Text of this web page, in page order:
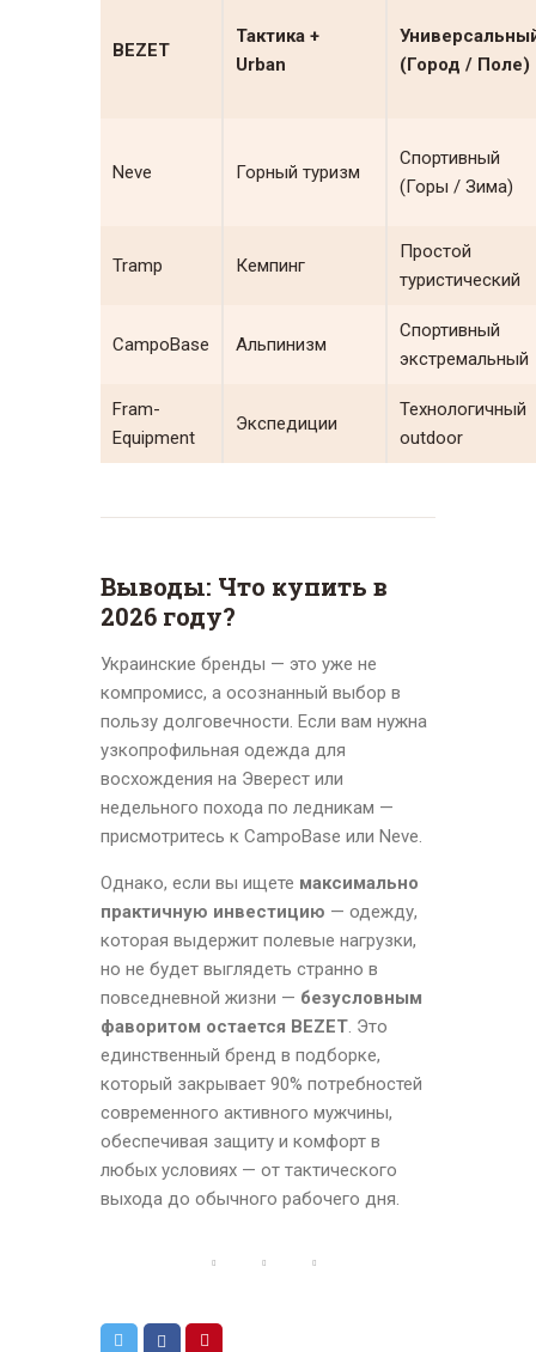
BEZET
Тактика +
Urban
(Город / Поле)
Neve Горный туризм
Спортивный
(Горы / Зима)
Tramp Кемпинг
Простой
туристический
CampoBase Альпинизм
Спортивный
экстремальный
Fram-
Equipment
Экспедиции
Технологичный
outdoor
Выводы: Что купить в
2026 году?
Украинские бренды — это уже не
компромисс, а осознанный выбор в
пользу долговечности. Если вам нужна
узкопрофильная одежда для
восхождения на Эверест или
недельного похода по ледникам —
присмотритесь к CampoBase или Neve.
Однако, если вы ищете максимально
практичную инвестицию — одежду,
которая выдержит полевые нагрузки,
но не будет выглядеть странно в
повседневной жизни — безусловным
фаворитом остается BEZET. Это
единственный бренд в подборке,
который закрывает 90% потребностей
современного активного мужчины,
обеспечивая защиту и комфорт в
любых условиях — от тактического
выхода до обычного рабочего дня.